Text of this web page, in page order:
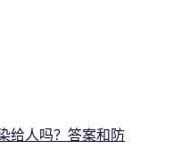
给人吗？答案和防